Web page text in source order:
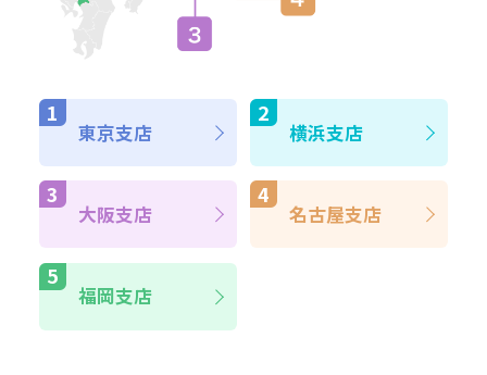
東京支店 横浜支店
大阪支店 名古屋支店
福岡支店